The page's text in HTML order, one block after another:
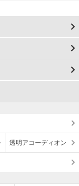
透明アコーディオン